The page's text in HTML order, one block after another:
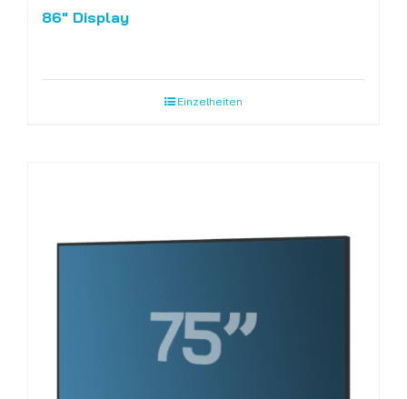
86″ Display
Einzelheiten